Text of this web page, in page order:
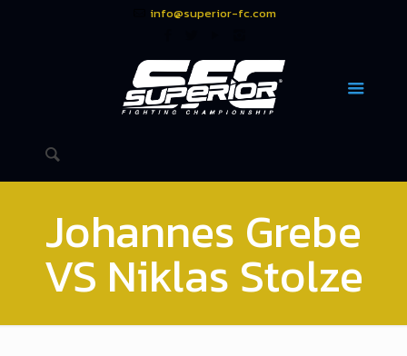
info@superior-fc.com
Johannes Grebe
VS Niklas Stolze